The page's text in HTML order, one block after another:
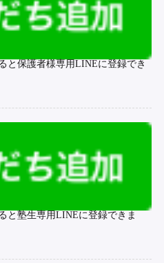
と保護者様専用LINEに登録でき
と塾生専用LINEに登録できま